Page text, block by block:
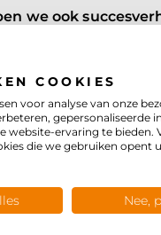
we ook
reizen met het ov
Die
van zijn leven
komen vooral tot
kunnen we die
COOKIES
voor analyse van onze
gepersonaliseerde
website-ervaring te bieden.
die we gebruiken opent
Nee,